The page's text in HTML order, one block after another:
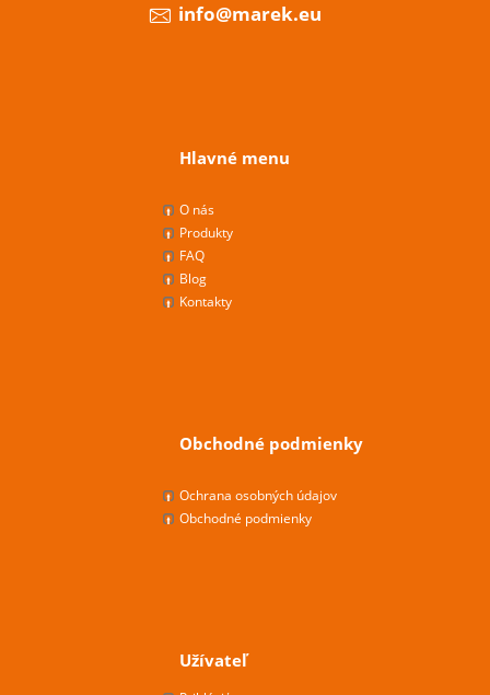
info@marek.eu
Hlavné menu
O nás
Produkty
FAQ
Blog
Kontakty
Obchodné podmienky
Ochrana osobných údajov
Obchodné podmienky
Užívateľ